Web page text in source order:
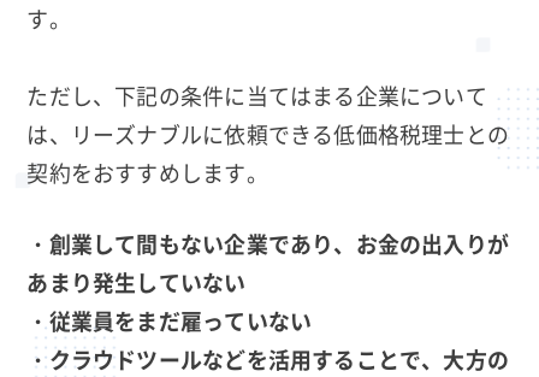
す。
ただし、下記の条件に当てはまる企業について
は、リーズナブルに依頼できる低価格税理士との
契約をおすすめします。
・創業して間もない企業であり、お金の出入りが
あまり発生していない
・従業員をまだ雇っていない
・クラウドツールなどを活用することで、大方の